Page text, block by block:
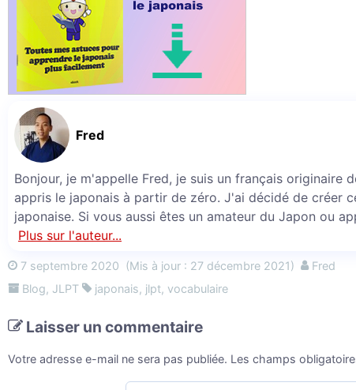
Fred
Bonjour, je m'appelle Fred, je suis un français originaire
appris le japonais à partir de zéro. J'ai décidé de créer
japonaise. Si vous aussi êtes un amateur du Japon ou
Plus sur l'auteur...
7 septembre 2020 (Mis à jour : 27 décembre 2021)
Fred
Blog, JLPT japonais, jlpt, vocabulaire
Laisser un commentaire
Votre adresse e-mail ne sera pas publiée. Les champs